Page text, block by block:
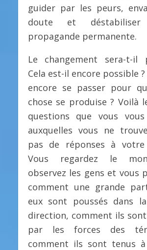
guider par les peurs,
doute et
propagande permanente.
Le changement sera-t-il
Cela est-il encore possible
encore se passer pour
chose se produise ? Voilà
questions que vous
auxquelles vous ne
pas de réponses à votre
Vous regardez le
observez les gens et vous
comment une grande
eux sont poussés dans
direction, comment ils
par les forces des
comment ils sont tenus à